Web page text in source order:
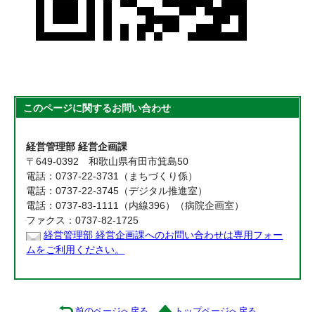
このページに関するお問い合わせ
経営管理部 経営企画課
〒649-0392 和歌山県有田市箕島50
電話：0737-22-3731（まちづくり係）
電話：0737-22-3745（デジタル推進室）
電話：0737-83-1111（内線396）（病院企画室）
ファクス：0737-82-1725
経営管理部 経営企画課へのお問い合わせは専用フォー
ムをご利用ください。